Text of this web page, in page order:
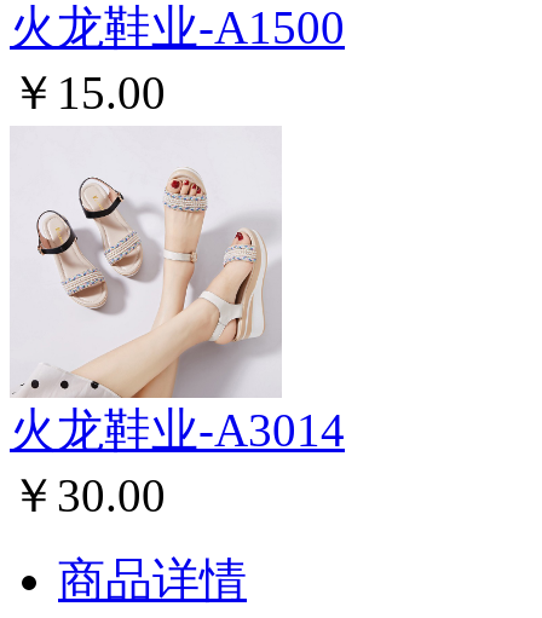
火龙鞋业-A1500
￥15.00
火龙鞋业-A3014
￥30.00
商品详情